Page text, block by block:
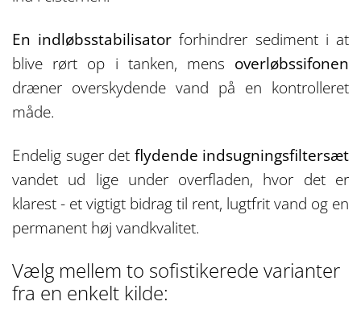
En indløbsstabilisator forhindrer sediment i at
blive rørt op i tanken, mens overløbssifonen
dræner overskydende vand på en kontrolleret
måde.
Endelig suger det flydende indsugningsfiltersæt
vandet ud lige under overfladen, hvor det er
klarest - et vigtigt bidrag til rent, lugtfrit vand og en
permanent høj vandkvalitet.
Vælg mellem to sofistikerede varianter
fra en enkelt kilde: